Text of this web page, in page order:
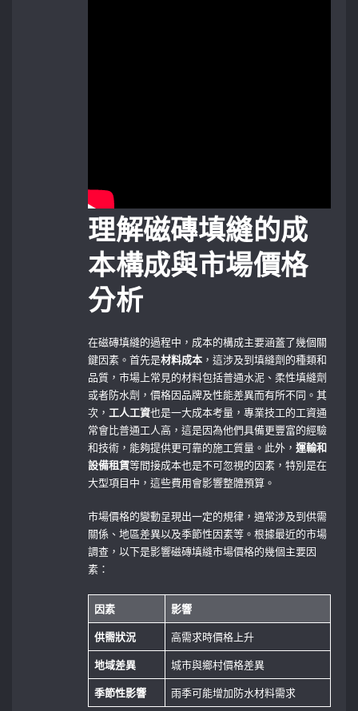
理解磁磚填縫的成
本構成與市場價格
分析
在磁磚填縫的過程中，成本的構成主要涵蓋了幾個關
鍵因素。首先是材料成本 ，這涉及到填縫劑的種類和
品質，市場上常見的材料包括普通水泥、柔性填縫劑
或者防水劑，價格因品牌及性能差異而有所不同。其
次，工人工資也是一大成本考量，專業技工的工資通
常會比普通工人高，這是因為他們具備更豐富的經驗
和技術，能夠提供更可靠的施工質量。此外，運輸和
設備租賃等間接成本也是不可忽視的因素，特別是在
大型項目中，這些費用會影響整體預算。
市場價格的變動呈現出一定的規律，通常涉及到供需
關係、地區差異以及季節性因素等。根據最近的市場
調查，以下是影響磁磚填縫市場價格的幾個主要因
素：
因素
影響
供需狀況
高需求時價格上升
地域差異
城市與鄉村價格差異
季節性影響
雨季可能增加防水材料需求